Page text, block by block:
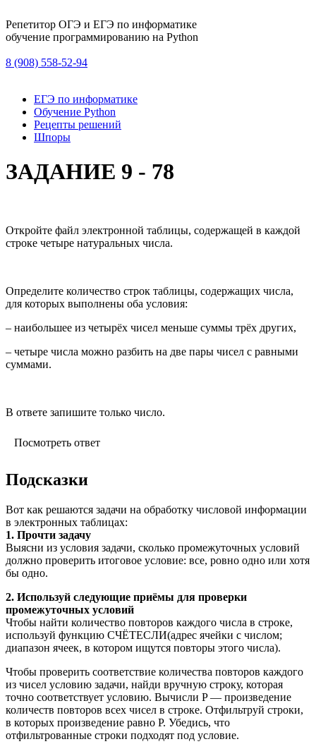
Репетитор ОГЭ и ЕГЭ по информатике
обучение программированию на Python
8 (908) 558-52-94
ЕГЭ по информатике
Обучение Python
Рецепты решений
Шпоры
ЗАДАНИЕ 9 - 78
Откройте файл электронной таблицы, содержащей в каждой
строке четыре натуральных числа.
Определите количество строк таблицы, содержащих числа,
для которых выполнены оба условия:
– наибольшее из четырёх чисел меньше суммы трёх других,
– четыре числа можно разбить на две пары чисел с равными
суммами.
В ответе запишите только число.
Посмотреть ответ
Подсказки
Вот как решаются задачи на обработку числовой информации
в электронных таблицах:
1. Прочти задачу
Выясни из условия задачи, сколько промежуточных условий
должно проверить итоговое условие: все, ровно одно или хотя
бы одно.
2. Используй следующие приёмы для проверки
промежуточных условий
Чтобы найти количество повторов каждого числа в строке,
используй функцию СЧЁТЕСЛИ(адрес ячейки с числом;
диапазон ячеек, в котором ищутся повторы этого числа).
Чтобы проверить соответствие количества повторов каждого
из чисел условию задачи, найди вручную строку, которая
точно соответствует условию. Вычисли P — произведение
количеств повторов всех чисел в строке. Отфильтруй строки,
в которых произведение равно P. Убедись, что
отфильтрованные строки подходят под условие.